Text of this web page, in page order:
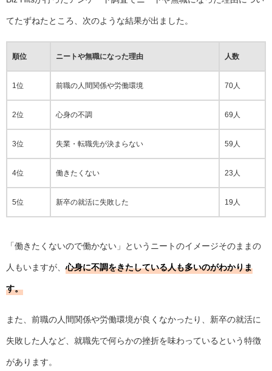
てたずねたところ、次のような結果が出ました。
順位 ニートや無職になった理由 人数
1位 前職の人間関係や労働環境 70人
2位 心身の不調 69人
3位 失業・転職先が決まらない 59人
4位 働きたくない 23人
5位 新卒の就活に失敗した 19人
「働きたくないので働かない」というニートのイメージそのままの
人もいますが、 心身に不調をきたしている人も多いのがわかりま
す。
また、前職の人間関係や労働環境が良くなかったり、新卒の就活に
失敗した人など、就職先で何らかの挫折を味わっているという特徴
があります。